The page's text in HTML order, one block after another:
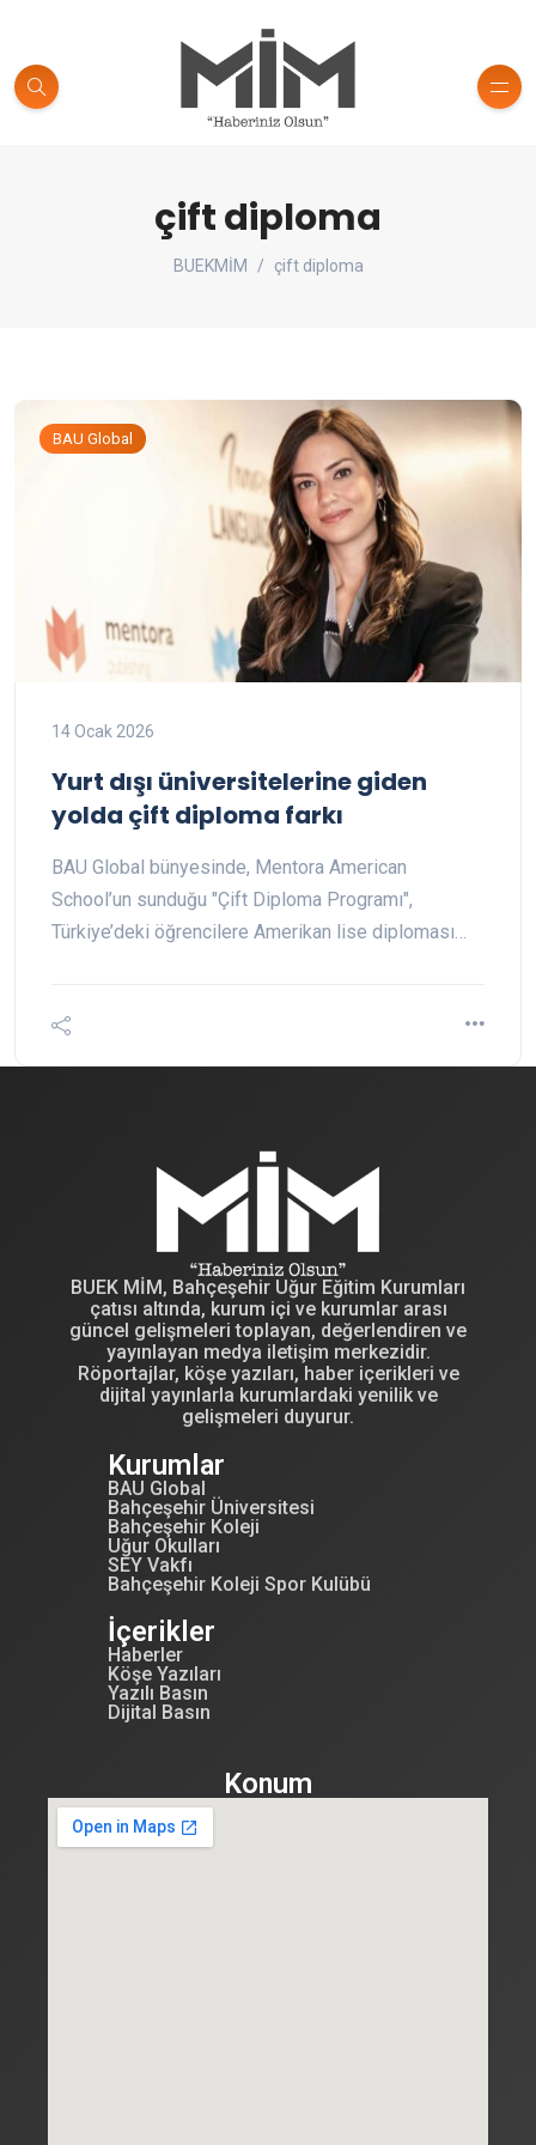
çift diploma
BUEKMİM çift diploma
BAU Global
14 Ocak 2026
Yurt dışı üniversitelerine giden
yolda çift diploma farkı
BAU Global bünyesinde, Mentora American
School’un sunduğu "Çift Diploma Programı",
Türkiye’deki öğrencilere Amerikan lise diploması…
BUEK MİM, Bahçeşehir Uğur Eğitim Kurumları
çatısı altında, kurum içi ve kurumlar arası
güncel gelişmeleri toplayan, değerlendiren ve
yayınlayan medya iletişim merkezidir.
Röportajlar, köşe yazıları, haber içerikleri ve
dijital yayınlarla kurumlardaki yenilik ve
gelişmeleri duyurur.
Kurumlar
BAU Global
Bahçeşehir Üniversitesi
Bahçeşehir Koleji
Uğur Okulları
SEY Vakfı
Bahçeşehir Koleji Spor Kulübü
İçerikler
Haberler
Köşe Yazıları
Yazılı Basın
Dijital Basın
Konum